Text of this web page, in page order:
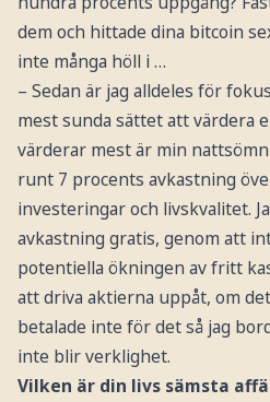
dem och hittade dina bitcoin
inte många höll i …
– Sedan är jag alldeles för
mest sunda sättet att värdera
värderar mest är min
runt 7 procents avkastning
investeringar och livskvalitet.
avkastning gratis, genom att
potentiella ökningen av fritt
att driva aktierna uppåt, om
betalade inte för det så jag
inte blir verklighet.
Vilken är din livs sämsta